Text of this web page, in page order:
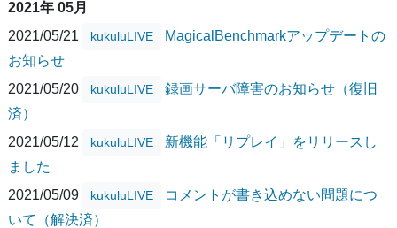
2021年 05月
2021/05/21
kukuluLIVE
MagicalBenchmarkアップデートの
お知らせ
2021/05/20
kukuluLIVE
録画サーバ障害のお知らせ（復旧
済）
2021/05/12
kukuluLIVE
新機能「リプレイ」をリリースし
ました
2021/05/09
kukuluLIVE
コメントが書き込めない問題につ
いて（解決済）